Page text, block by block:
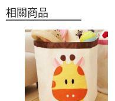
相關商品